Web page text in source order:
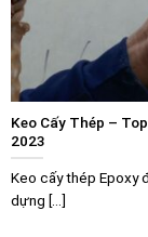
Keo Cấy Thép –
2023
Keo cấy thép Epoxy
dựng [...]